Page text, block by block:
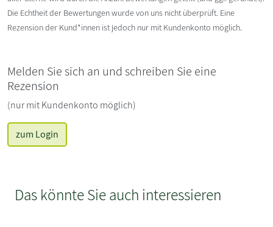
Die Echtheit der Bewertungen wurde von uns nicht überprüft. Eine
Rezension der Kund*innen ist jedoch nur mit Kundenkonto möglich.
Melden Sie sich an und schreiben Sie eine
Rezension
(nur mit Kundenkonto möglich)
zum Login
Das könnte Sie auch interessieren